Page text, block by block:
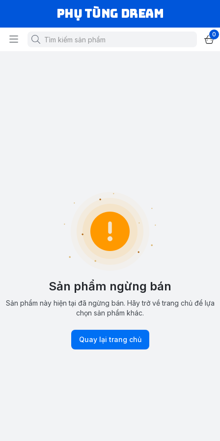
Phụ Tùng Dream
0
Sản phẩm ngừng bán
Sản phẩm này hiện tại đã ngừng bán. Hãy trở về trang chủ để lựa
chọn sản phẩm khác.
Quay lại trang chủ